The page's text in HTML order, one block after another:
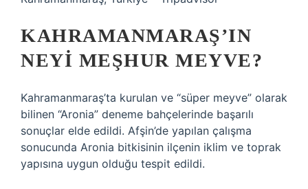
KAHRAMANMARAŞ’IN
NEYI MEŞHUR MEYVE?
Kahramanmaraş’ta kurulan ve “süper meyve” olarak
bilinen “Aronia” deneme bahçelerinde başarılı
sonuçlar elde edildi. Afşin’de yapılan çalışma
sonucunda Aronia bitkisinin ilçenin iklim ve toprak
yapısına uygun olduğu tespit edildi.